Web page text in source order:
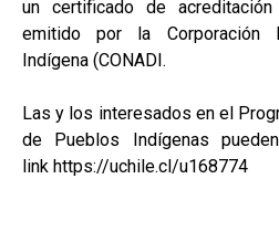
un certificado de
emitido por la Corporación
Indígena (CONADI.
Las y los interesados en el
de Pueblos Indígenas
link https://uchile.cl/u168774